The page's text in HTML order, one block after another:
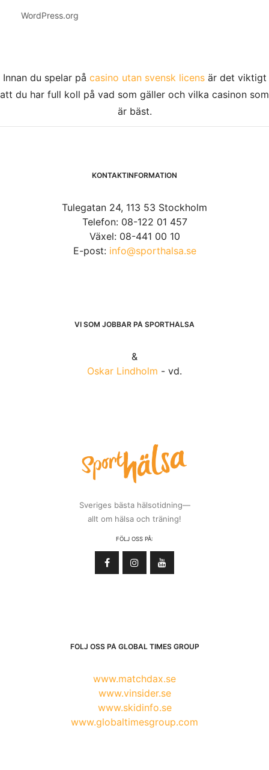
WordPress.org
Innan du spelar på casino utan svensk licensär det viktigt
att du har full koll på vad som gäller och vilka casinon som
är bäst.
KONTAKTINFORMATION
Tulegatan 24, 113 53 Stockholm
Telefon: 08-122 01 457
Växel: 08-441 00 10
E-post: info@sporthalsa.se
VI SOM JOBBAR PÅ SPORTHÄLSA
&
Oskar Lindholm - vd.
Sveriges bästa hälsotidning—
allt om hälsa och träning!
FÖLJ OSS PÅ:
FÖLJ OSS PÅ GLOBAL TIMES GROUP
www.matchdax.se
www.vinsider.se
www.skidinfo.se
www.globaltimesgroup.com